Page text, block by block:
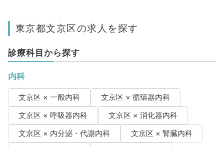
東京都文京区の求人を探す
診療科目から探す
内科
文京区 × 一般内科
文京区 × 循環器内科
文京区 × 呼吸器内科
文京区 × 消化器内科
文京区 × 内分泌・代謝内科
文京区 × 腎臓内科